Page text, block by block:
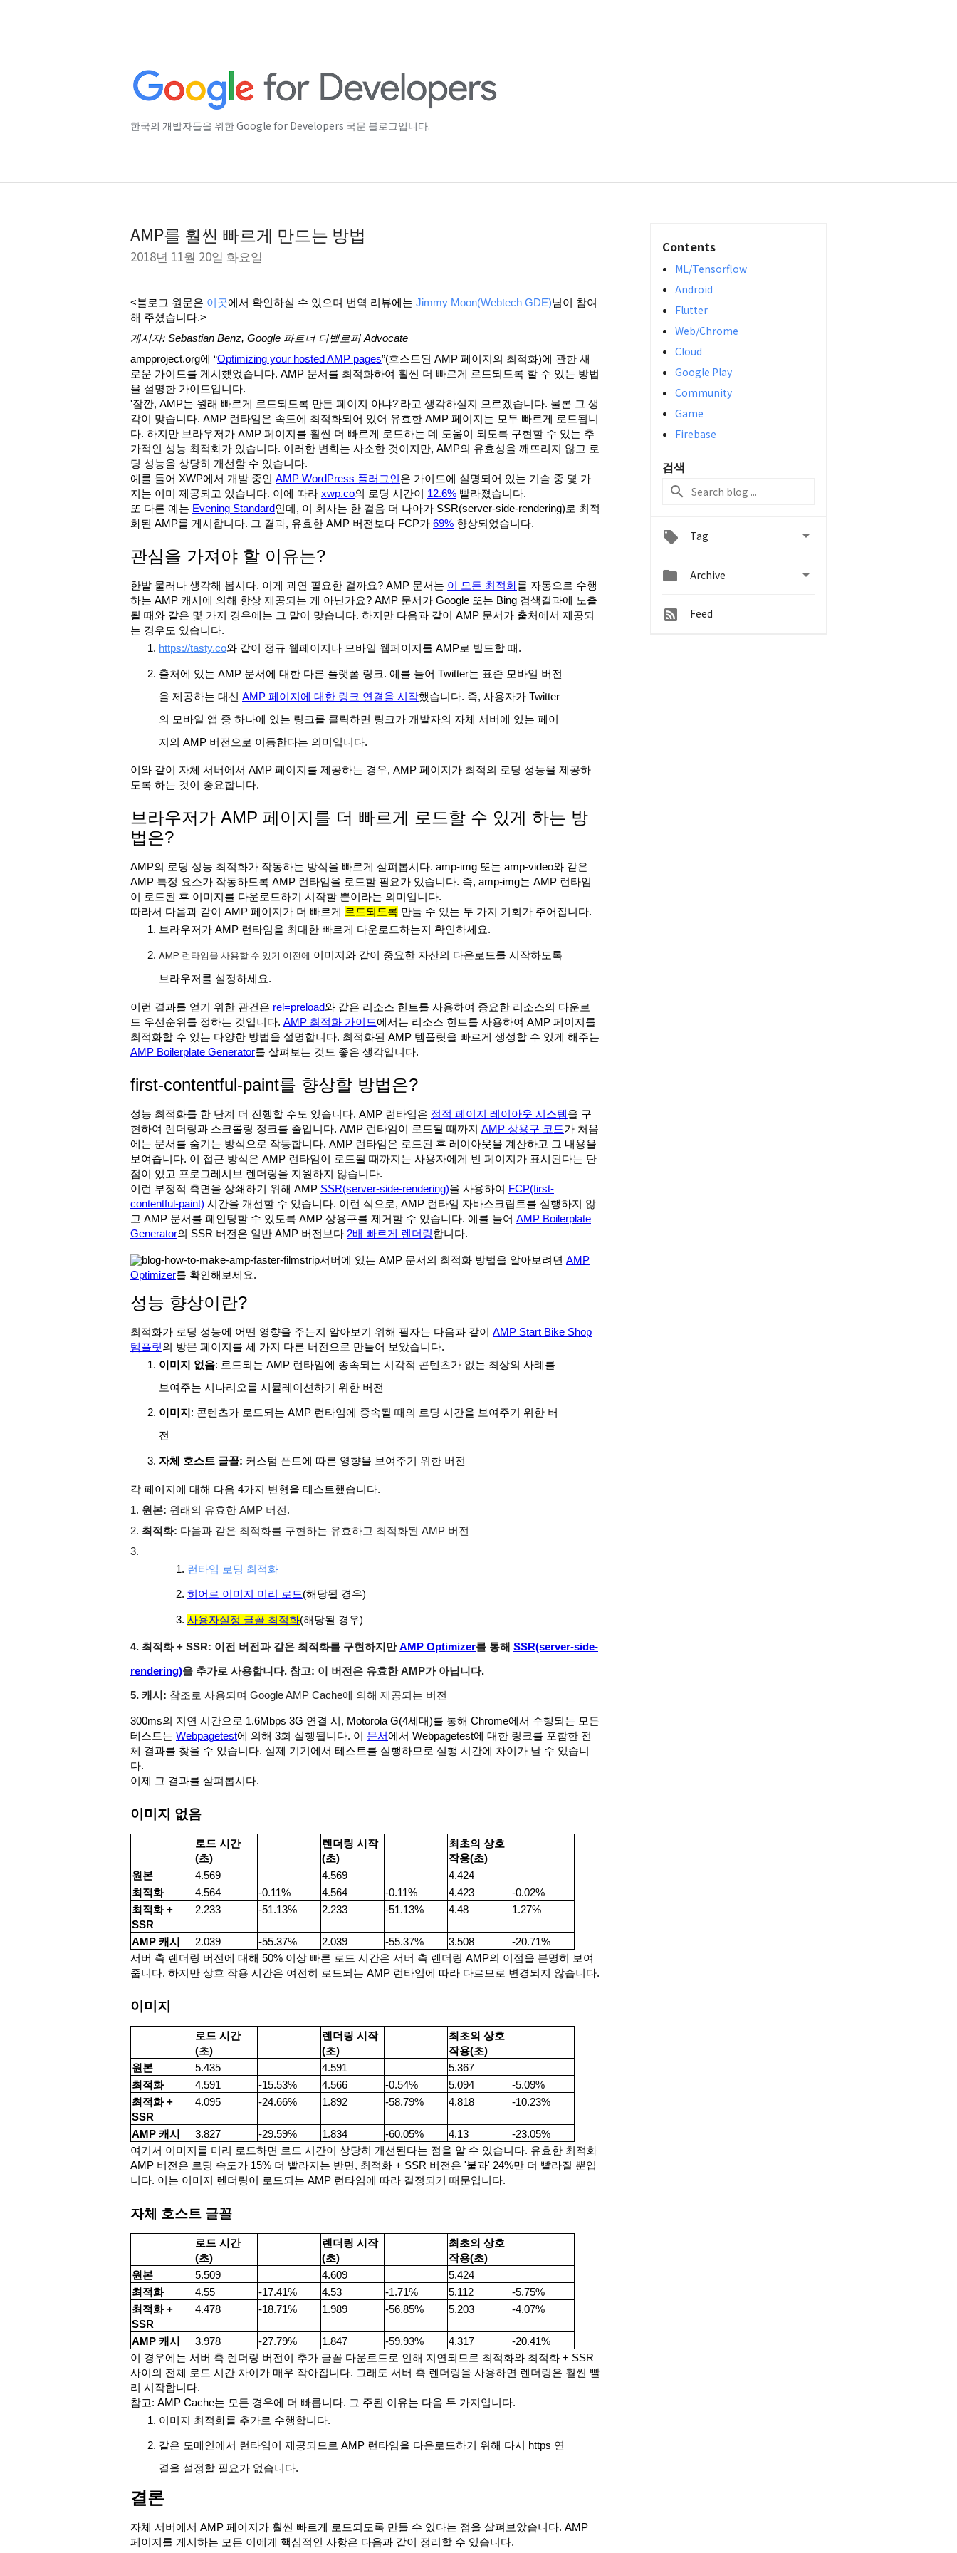
한국의 개발자들을 위한 Google for Developers 국문 블로그입니다.
AMP를 훨씬 빠르게 만드는 방법
2018년 11월 20일 화요일
<블로그 원문은 이곳에서 확인하실 수 있으며 번역 리뷰에는 Jimmy Moon(Webtech GDE)님이 참여
해 주셨습니다.>
게시자: Sebastian Benz, Google 파트너 디벨로퍼 Advocate
ampproject.org에 “Optimizing your hosted AMP pages”(호스트된 AMP 페이지의 최적화)에 관한 새
로운 가이드를 게시했었습니다. AMP 문서를 최적화하여 훨씬 더 빠르게 로드되도록 할 수 있는 방법
을 설명한 가이드입니다.
'잠깐, AMP는 원래 빠르게 로드되도록 만든 페이지 아냐?'라고 생각하실지 모르겠습니다. 물론 그 생
각이 맞습니다. AMP 런타임은 속도에 최적화되어 있어 유효한 AMP 페이지는 모두 빠르게 로드됩니
다. 하지만 브라우저가 AMP 페이지를 훨씬 더 빠르게 로드하는 데 도움이 되도록 구현할 수 있는 추
가적인 성능 최적화가 있습니다. 이러한 변화는 사소한 것이지만, AMP의 유효성을 깨뜨리지 않고 로
딩 성능을 상당히 개선할 수 있습니다.
예를 들어 XWP에서 개발 중인 AMP WordPress 플러그인 은 가이드에 설명되어 있는 기술 중 몇 가
지는 이미 제공되고 있습니다. 이에 따라 xwp.co의 로딩 시간이 12.6% 빨라졌습니다.
또 다른 예는 Evening Standard인데, 이 회사는 한 걸음 더 나아가 SSR(server-side-rendering)로 최적
화된 AMP를 게시합니다. 그 결과, 유효한 AMP 버전보다 FCP가 69% 향상되었습니다.
관심을 가져야 할 이유는?
한발 물러나 생각해 봅시다. 이게 과연 필요한 걸까요? AMP 문서는 이 모든 최적화를 자동으로 수행
하는 AMP 캐시에 의해 항상 제공되는 게 아닌가요? AMP 문서가 Google 또는 Bing 검색결과에 노출
될 때와 같은 몇 가지 경우에는 그 말이 맞습니다. 하지만 다음과 같이 AMP 문서가 출처에서 제공되
는 경우도 있습니다.
https://tasty.co와 같이 정규 웹페이지나 모바일 웹페이지를 AMP로 빌드할 때.
출처에 있는 AMP 문서에 대한 다른 플랫폼 링크. 예를 들어 Twitter는 표준 모바일 버전
을 제공하는 대신 AMP 페이지에 대한 링크 연결을 시작했습니다. 즉, 사용자가 Twitter
의 모바일 앱 중 하나에 있는 링크를 클릭하면 링크가 개발자의 자체 서버에 있는 페이
지의 AMP 버전으로 이동한다는 의미입니다.
이와 같이 자체 서버에서 AMP 페이지를 제공하는 경우, AMP 페이지가 최적의 로딩 성능을 제공하
도록 하는 것이 중요합니다.
브라우저가 AMP 페이지를 더 빠르게 로드할 수 있게 하는 방
법은?
AMP의 로딩 성능 최적화가 작동하는 방식을 빠르게 살펴봅시다. amp-img 또는 amp-video와 같은
AMP 특정 요소가 작동하도록 AMP 런타임을 로드할 필요가 있습니다. 즉, amp-img는 AMP 런타임
이 로드된 후 이미지를 다운로드하기 시작할 뿐이라는 의미입니다.
따라서 다음과 같이 AMP 페이지가 더 빠르게 로드되도록 만들 수 있는 두 가지 기회가 주어집니다.
브라우저가 AMP 런타임을 최대한 빠르게 다운로드하는지 확인하세요.
AMP 런타임을 사용할 수 있기 이전에 이미지와 같이 중요한 자산의 다운로드를 시작하도록
브라우저를 설정하세요.
이런 결과를 얻기 위한 관건은 rel=preload와 같은 리소스 힌트를 사용하여 중요한 리소스의 다운로
드 우선순위를 정하는 것입니다. AMP 최적화 가이드에서는 리소스 힌트를 사용하여 AMP 페이지를
최적화할 수 있는 다양한 방법을 설명합니다. 최적화된 AMP 템플릿을 빠르게 생성할 수 있게 해주는
AMP Boilerplate Generator를 살펴보는 것도 좋은 생각입니다.
first-contentful-paint를 향상할 방법은?
성능 최적화를 한 단계 더 진행할 수도 있습니다. AMP 런타임은 정적 페이지 레이아웃 시스템을 구
현하여 렌더링과 스크롤링 정크를 줄입니다. AMP 런타임이 로드될 때까지 AMP 상용구 코드가 처음
에는 문서를 숨기는 방식으로 작동합니다. AMP 런타임은 로드된 후 레이아웃을 계산하고 그 내용을
보여줍니다. 이 접근 방식은 AMP 런타임이 로드될 때까지는 사용자에게 빈 페이지가 표시된다는 단
점이 있고 프로그레시브 렌더링을 지원하지 않습니다.
이런 부정적 측면을 상쇄하기 위해 AMP SSR(server-side-rendering)을 사용하여 FCP(first-
contentful-paint) 시간을 개선할 수 있습니다. 이런 식으로, AMP 런타임 자바스크립트를 실행하지 않
고 AMP 문서를 페인팅할 수 있도록 AMP 상용구를 제거할 수 있습니다. 예를 들어 AMP Boilerplate
Generator의 SSR 버전은 일반 AMP 버전보다 2배 빠르게 렌더링합니다.
서버에 있는 AMP 문서의 최적화 방법을 알아보려면 AMP
Optimizer를 확인해보세요.
성능 향상이란?
최적화가 로딩 성능에 어떤 영향을 주는지 알아보기 위해 필자는 다음과 같이 AMP Start Bike Shop
템플릿의 방문 페이지를 세 가지 다른 버전으로 만들어 보았습니다.
이미지 없음: 로드되는 AMP 런타임에 종속되는 시각적 콘텐츠가 없는 최상의 사례를
보여주는 시나리오를 시뮬레이션하기 위한 버전
이미지 : 콘텐츠가 로드되는 AMP 런타임에 종속될 때의 로딩 시간을 보여주기 위한 버
전
자체 호스트 글꼴: 커스텀 폰트에 따른 영향을 보여주기 위한 버전
각 페이지에 대해 다음 4가지 변형을 테스트했습니다.
1. 원본: 원래의 유효한 AMP 버전.
2. 최적화: 다음과 같은 최적화를 구현하는 유효하고 최적화된 AMP 버전
3.
런타임 로딩 최적화
히어로 이미지 미리 로드(해당될 경우)
사용자설정 글꼴 최적화(해당될 경우)
4. 최적화 + SSR: 이전 버전과 같은 최적화를 구현하지만AMP Optimizer를 통해 SSR(server-side-
rendering)을 추가로 사용합니다. 참고: 이 버전은 유효한 AMP가 아닙니다.
5. 캐시: 참조로 사용되며 Google AMP Cache에 의해 제공되는 버전
300ms의 지연 시간으로 1.6Mbps 3G 연결 시, Motorola G(4세대)를 통해 Chrome에서 수행되는 모든
테스트는 Webpagetest에 의해 3회 실행됩니다. 이 문서에서 Webpagetest에 대한 링크를 포함한 전
체 결과를 찾을 수 있습니다. 실제 기기에서 테스트를 실행하므로 실행 시간에 차이가 날 수 있습니
다.
이제 그 결과를 살펴봅시다.
이미지 없음
로드 시간
(초)
렌더링 시작
(초)
최초의 상호
작용(초)
원본
4.569 4.569
4.424
최적화
4.564 -0.11% 4.564 -0.11% 4.423
-0.02%
최적화 +
SSR
2.233 -51.13% 2.233 -51.13% 4.48 1.27%
AMP 캐시 2.039 -55.37% 2.039 -55.37% 3.508
-20.71%
서버 측 렌더링 버전에 대해 50% 이상 빠른 로드 시간은 서버 측 렌더링 AMP의 이점을 분명히 보여
줍니다. 하지만 상호 작용 시간은 여전히 로드되는 AMP 런타임에 따라 다르므로 변경되지 않습니다.
이미지
로드 시간
(초)
렌더링 시작
(초)
최초의 상호
작용(초)
원본
5.435 4.591
5.367
최적화
4.591 -15.53% 4.566 -0.54% 5.094
-5.09%
최적화 +
SSR
4.095 -24.66% 1.892 -58.79% 4.818 -10.23%
AMP 캐시 3.827 -29.59% 1.834 -60.05% 4.13
-23.05%
여기서 이미지를 미리 로드하면 로드 시간이 상당히 개선된다는 점을 알 수 있습니다. 유효한 최적화
AMP 버전은 로딩 속도가 15% 더 빨라지는 반면, 최적화 + SSR 버전은 '불과' 24%만 더 빨라질 뿐입
니다. 이는 이미지 렌더링이 로드되는 AMP 런타임에 따라 결정되기 때문입니다.
자체 호스트 글꼴
로드 시간
(초)
렌더링 시작
(초)
최초의 상호
작용(초)
원본
5.509 4.609
5.424
최적화
4.55 -17.41% 4.53 -1.71% 5.112
-5.75%
최적화 +
SSR
4.478 -18.71% 1.989 -56.85% 5.203 -4.07%
AMP 캐시 3.978 -27.79% 1.847 -59.93% 4.317
-20.41%
이 경우에는 서버 측 렌더링 버전이 추가 글꼴 다운로드로 인해 지연되므로 최적화와 최적화 + SSR
사이의 전체 로드 시간 차이가 매우 작아집니다. 그래도 서버 측 렌더링을 사용하면 렌더링은 훨씬 빨
리 시작합니다.
참고: AMP Cache는 모든 경우에 더 빠릅니다. 그 주된 이유는 다음 두 가지입니다.
이미지 최적화를 추가로 수행합니다.
같은 도메인에서 런타임이 제공되므로 AMP 런타임을 다운로드하기 위해 다시 https 연
결을 설정할 필요가 없습니다.
결론
자체 서버에서 AMP 페이지가 훨씬 빠르게 로드되도록 만들 수 있다는 점을 살펴보았습니다. AMP
페이지를 게시하는 모든 이에게 핵심적인 사항은 다음과 같이 정리할 수 있습니다.
Contents
ML/Tensorflow
Android
Flutter
Web/Chrome
Cloud
Google Play
Community
Game
Firebase
검색
Tag 
 Archive 
Feed